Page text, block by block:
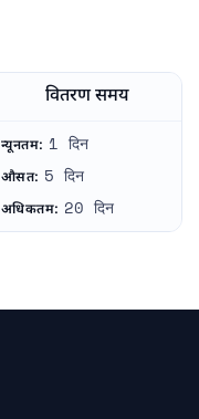
वितरण समय
न्यूनतम: 1 दिन
औसत: 5 दिन
अधिकतम: 20 दिन